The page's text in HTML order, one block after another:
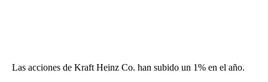
Las acciones de Kraft Heinz Co. han subido un 1% en el año.